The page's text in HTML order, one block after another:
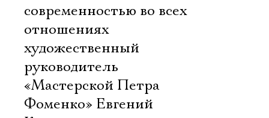
современностью во всех
отношениях
художественный
руководитель
«Мастерской Петра
Фоменко» Евгений